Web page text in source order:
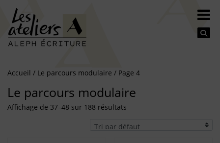
Accueil / Le parcours modulaire / Page 4
Le parcours modulaire
Affichage de 37–48 sur 188 résultats